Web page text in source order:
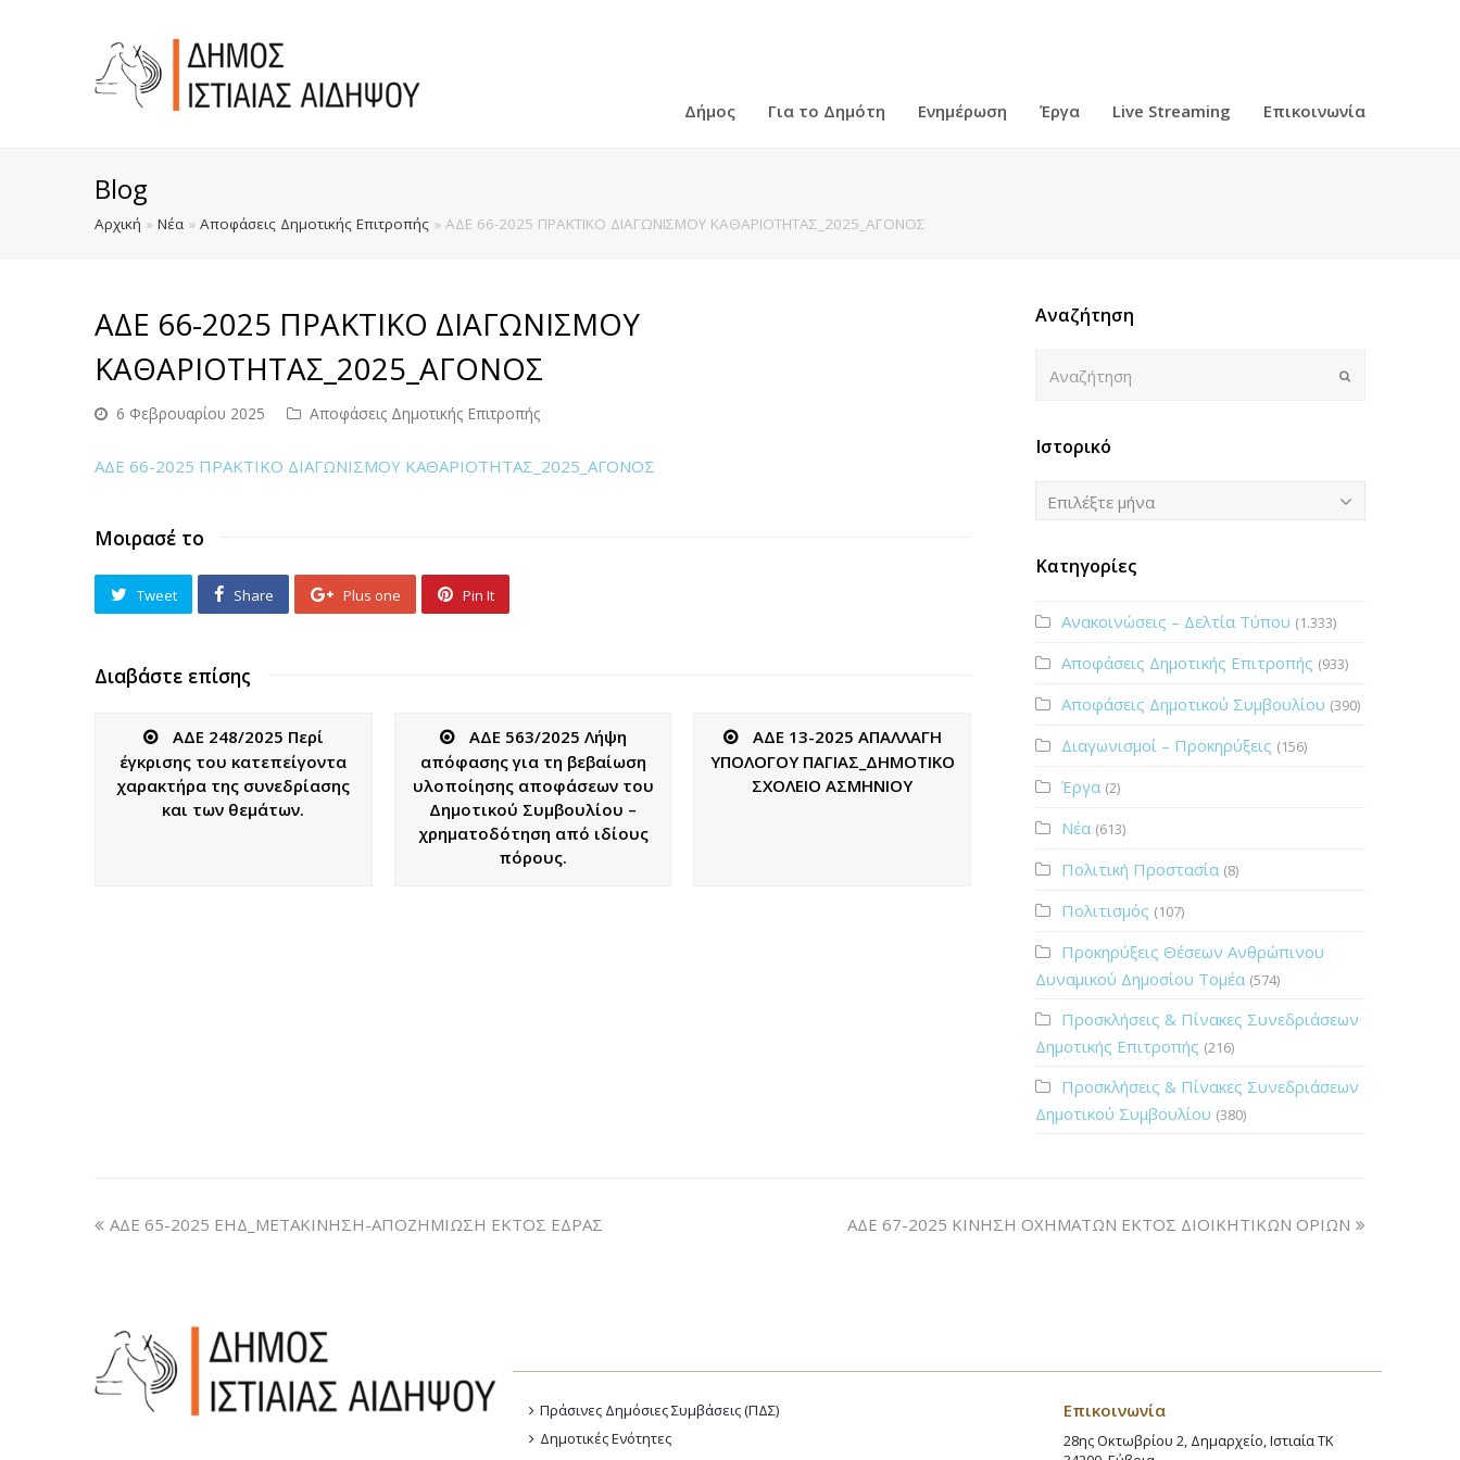
Δήμος Για το Δημότη Ενημέρωση Έργα Live Streaming Επικοινωνία
Blog
Αρχική » Νέα » Αποφάσεις Δημοτικής Επιτροπής » ΑΔΕ 66-2025 ΠΡΑΚΤΙΚΟ ΔΙΑΓΩΝΙΣΜΟΥ ΚΑΘΑΡΙΟΤΗΤΑΣ_2025_ΑΓΟΝΟΣ
ΑΔΕ 66-2025 ΠΡΑΚΤΙΚΟ ΔΙΑΓΩΝΙΣΜΟΥ
ΚΑΘΑΡΙΟΤΗΤΑΣ_2025_ΑΓΟΝΟΣ
6 Φεβρουαρίου 2025 Αποφάσεις Δημοτικής Επιτροπής
ΑΔΕ 66-2025 ΠΡΑΚΤΙΚΟ ΔΙΑΓΩΝΙΣΜΟΥ ΚΑΘΑΡΙΟΤΗΤΑΣ_2025_ΑΓΟΝΟΣ
Μοιρασέ το
Tweet Share Plus one Pin It
Διαβάστε επίσης
ΑΔΕ 248/2025 Περί
έγκρισης του κατεπείγοντα
χαρακτήρα της συνεδρίασης
και των θεμάτων.
ΑΔΕ 563/2025 Λήψη
απόφασης για τη βεβαίωση
υλοποίησης αποφάσεων του
Δημοτικού Συμβουλίου –
χρηματοδότηση από ιδίους
πόρους.
ΑΔΕ 13-2025 ΑΠΑΛΛΑΓΗ
ΥΠΟΛΟΓΟΥ ΠΑΓΙΑΣ_ΔΗΜΟΤΙΚΟ
ΣΧΟΛΕΙΟ ΑΣΜΗΝΙΟΥ
Αναζήτηση
Ιστορικό
Ιστορικό
Επιλέξτε μήνα
Κατηγορίες
Ανακοινώσεις – Δελτία Τύπου (1.333)
Αποφάσεις Δημοτικής Επιτροπής (933)
Αποφάσεις Δημοτικού Συμβουλίου (390)
Διαγωνισμοί – Προκηρύξεις (156)
Έργα (2)
Νέα (613)
Πολιτική Προστασία (8)
Πολιτισμός (107)
Προκηρύξεις Θέσεων Ανθρώπινου
Δυναμικού Δημοσίου Τομέα (574)
Προσκλήσεις & Πίνακες Συνεδριάσεων
Δημοτικής Επιτροπής (216)
Προσκλήσεις & Πίνακες Συνεδριάσεων
Δημοτικού Συμβουλίου (380)
ΑΔΕ 65-2025 ΕΗΔ_ΜΕΤΑΚΙΝΗΣΗ-ΑΠΟΖΗΜΙΩΣΗ ΕΚΤΟΣ ΕΔΡΑΣ ΑΔΕ 67-2025 ΚΙΝΗΣΗ ΟΧΗΜΑΤΩΝ ΕΚΤΟΣ ΔΙΟΙΚΗΤΙΚΩΝ ΟΡΙΩΝ
Πράσινες Δημόσιες Συμβάσεις (ΠΔΣ)
Δημοτικές Ενότητες
Επικοινωνία
28ης Οκτωβρίου 2, Δημαρχείο, Ιστιαία ΤΚ